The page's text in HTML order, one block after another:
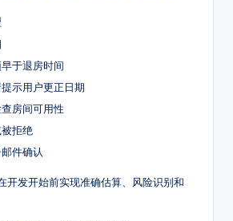
于退房时间
示用户更正日期
房间可用性
拒绝
件确认
开发开始前实现准确估算、风险识别和